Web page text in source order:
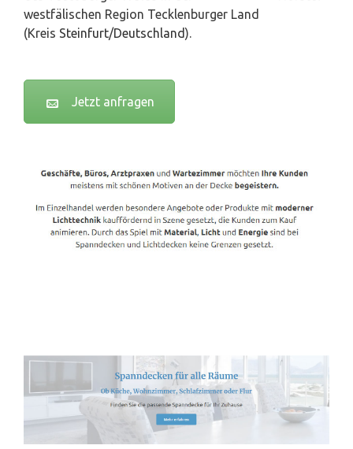
westfälischen Region Tecklenburger Land
(Kreis Steinfurt/Deutschland).
Jetzt anfragen